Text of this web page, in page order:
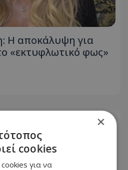
Η αποκάλυψη για
«εκτυφλωτικό φως»
×
cookies
για να